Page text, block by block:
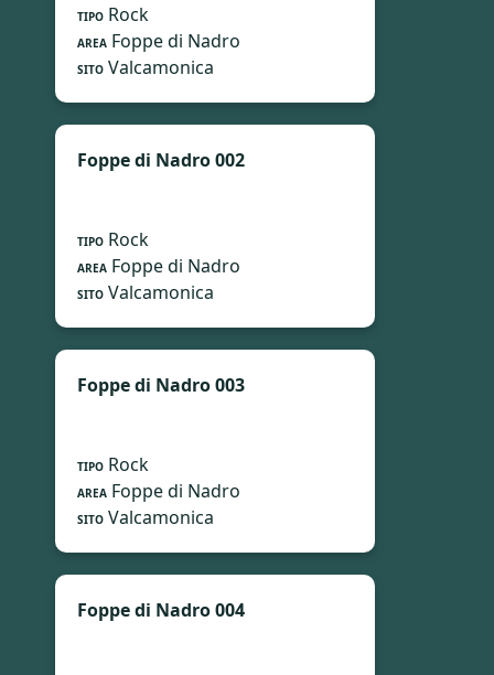
TIPO Rock
AREA Foppe di Nadro
SITO Valcamonica
Foppe di Nadro 002
TIPO Rock
AREA Foppe di Nadro
SITO Valcamonica
Foppe di Nadro 003
TIPO Rock
AREA Foppe di Nadro
SITO Valcamonica
Foppe di Nadro 004